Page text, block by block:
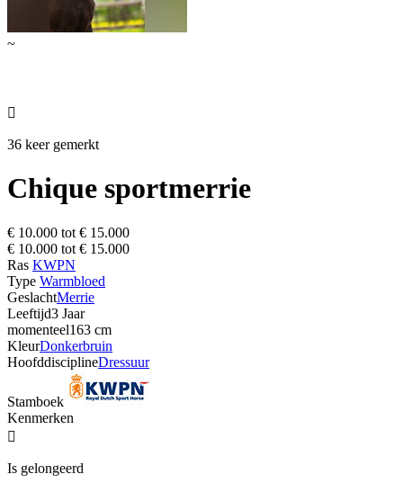
~

36 keer gemerkt
Chique sportmerrie
€ 10.000 tot € 15.000
€ 10.000 tot € 15.000
Ras KWPN
Type Warmbloed
GeslachtMerrie
Leeftijd3 Jaar
momenteel163 cm
KleurDonkerbruin
HoofddisciplineDressuur
Stamboek
Kenmerken

Is gelongeerd